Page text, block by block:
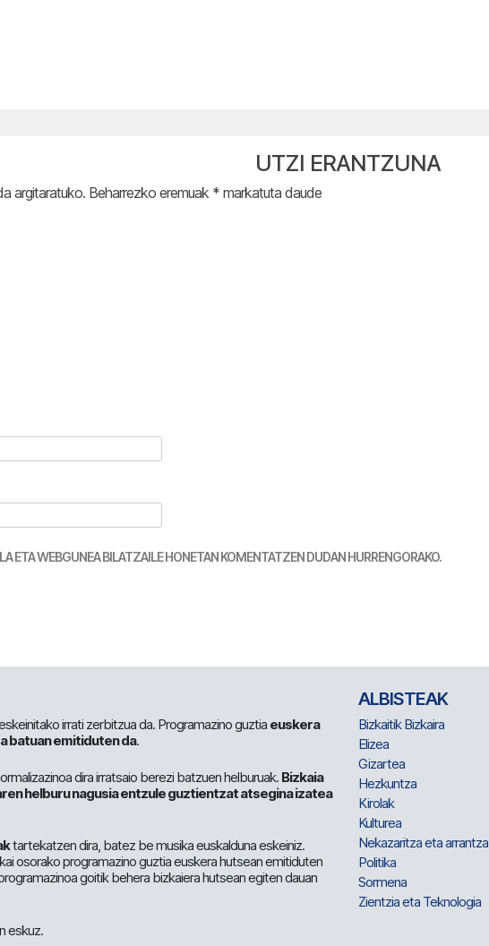
UTZI ERANTZUNA
argitaratuko. Beharrezko eremuak * markatuta daude
ETA WEBGUNEA BILATZAILE HONETAN KOMENTATZEN DUDAN HURRENGORAKO.
irrati zerbitzua da. Programazino guztia euskera
batuan emitiduten da.
dira irratsaio berezi batzuen helburuak. Bizkaia
helburu nagusia entzule guztientzat atsegina izatea
tartekatzen dira, batez be musika euskalduna eskeiniz.
osorako programazino guztia euskera hutsean emitiduten
goitik behera bizkaiera hutsean egiten dauan
eskuz.
ALBISTEAK
Bizkaitik Bizkaira
Elizea
Gizartea
Hezkuntza
Kirolak
Kulturea
Nekazaritza eta arrantza
Politika
Sormena
Zientzia eta Teknologia